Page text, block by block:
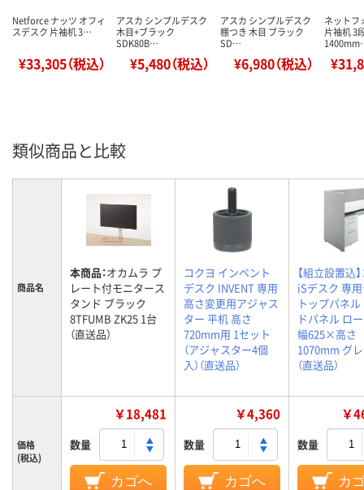
Netforce ナッツ オフィ
スデスク 片袖机 3…
¥33,305（税込）
アスカ シンプルデスク
木目+ブラック
SDK80B…
¥5,480（税込）
アスカ シンプルデスク
棚つき 木目 ブラック
SD…
¥6,980（税込）
ネットフ
片袖机 3
類似商品と比較
商品名
本商品：オカムラ プ
レート付モニタース
タンド ブラック
8TFUMB ZK25 1台
（直送品）
コクヨ インベント
デスク INVENT 専用
高さ変更用アジャス
ター 平机 高さ
720mm用 1セット
（アジャスター4個
入）（直送品）
【組立設置込
iSデスク 専
トップパネ
ドパネル ロ
幅625×高さ
1070mm グ
（直送品）
価格
(税込)
￥18,481
数量
カゴへ
￥4,360
数量
カゴへ
￥
数量
カ